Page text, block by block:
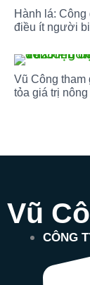
Hành lá:
điều ít người
Vũ Công
tỏa giá trị
Vũ
CÔNG